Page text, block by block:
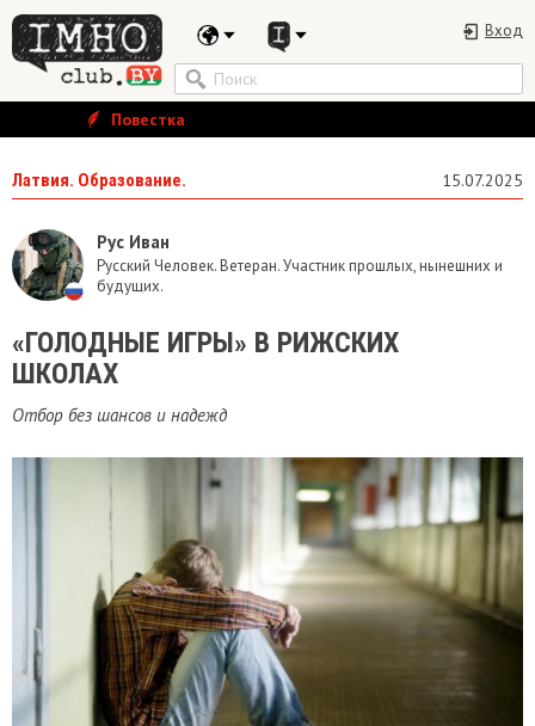
Вход
Повестка
Латвия. Образование. 15.07.2025
Рус Иван
Русский Человек. Ветеран. Участник прошлых, нынешних и
будущих.
«ГОЛОДНЫЕ ИГРЫ» В РИЖСКИХ
ШКОЛАХ
Отбор без шансов и надежд